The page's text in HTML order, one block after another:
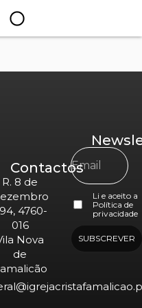
Contactos
R. 8 de
4760-
016
Nova
de
Li e aceito a
Política de
privacidade
SUBSCREVER